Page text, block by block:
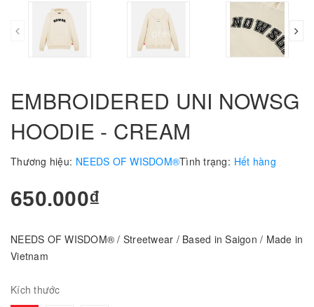
prev
EMBROIDERED UNI NOWSG
HOODIE - CREAM
Thương hiệu: NEEDS OF WISDOM®Tình trạng: Hết hàng
650.000₫
NEEDS OF WISDOM® / Streetwear / Based in Saigon / Made in
Vietnam
Kích thước